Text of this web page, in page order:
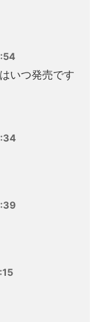
いつ発売です